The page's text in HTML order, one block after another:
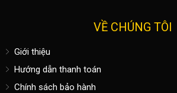
VỀ CHÚNG TÔI
Giới thiệu
Hướng dẫn thanh toán
Chính sách bảo hành